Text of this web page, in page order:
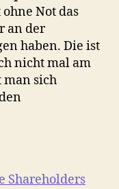
Not das
an der
haben. Die ist
nicht mal am
man sich
Shareholders